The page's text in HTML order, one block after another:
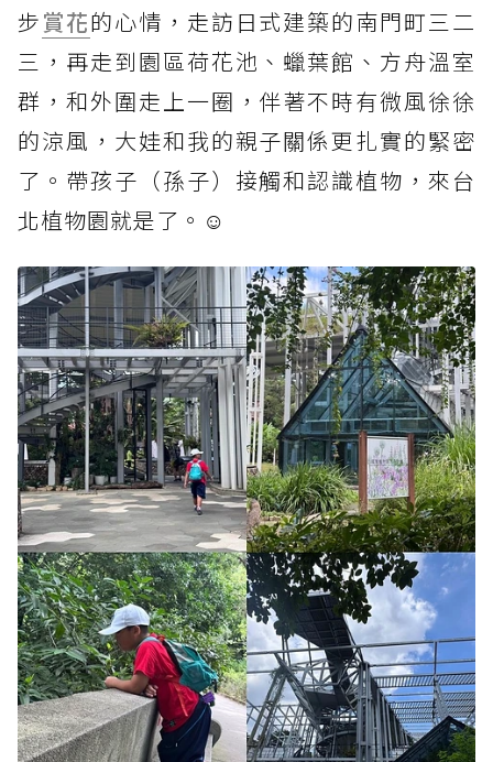
步賞花的心情，走訪日式建築的南門町三二
三，再走到園區荷花池、蠟葉館、方舟溫室
群，和外圍走上一圈，伴著不時有微風徐徐
的涼風，大娃和我的親子關係更扎實的緊密
了。帶孩子（孫子）接觸和認識植物，來台
北植物園就是了。☺️